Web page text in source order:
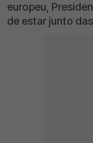
europeu,
de estar junto